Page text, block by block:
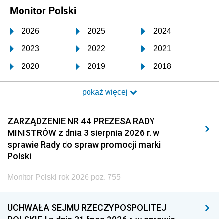
Monitor Polski
2026 2025 2024
2023 2022 2021
2020 2019 2018
2017 2016 2015
2014 2013 2012
2011 2010 2009
2008 2007 2006
2005
1996 1995 1994
pokaż więcej
ZARZĄDZENIE NR 44 PREZESA RADY
MINISTRÓW z dnia 3 sierpnia 2026 r. w
sprawie Rady do spraw promocji marki
Polski
Monitor Polski rok 2026 poz. 755
UCHWAŁA SEJMU RZECZYPOSPOLITEJ